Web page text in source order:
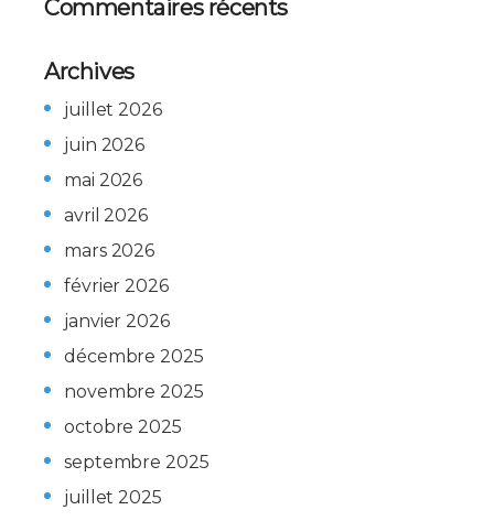
Commentaires récents
Archives
juillet 2026
juin 2026
mai 2026
avril 2026
mars 2026
février 2026
janvier 2026
décembre 2025
novembre 2025
octobre 2025
septembre 2025
juillet 2025